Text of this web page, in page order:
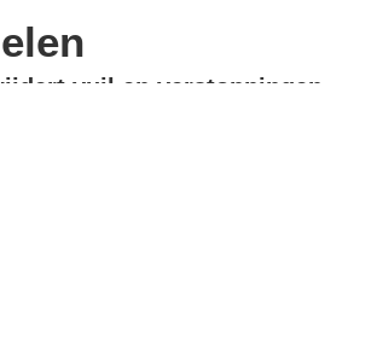
vuil en verstoppingen